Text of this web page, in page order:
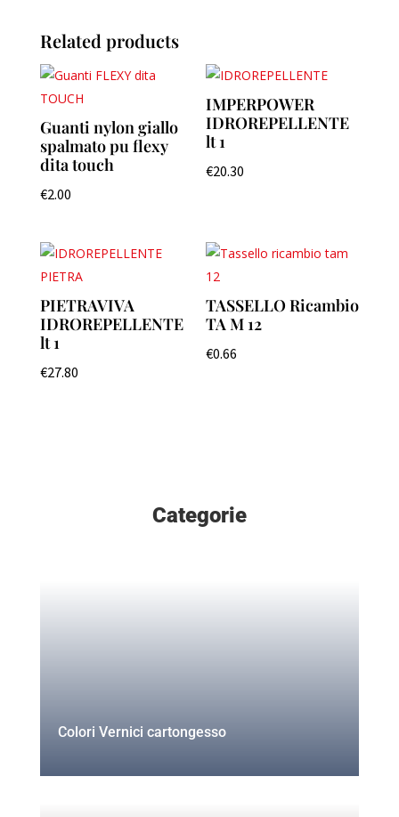
Related products
Guanti nylon giallo
spalmato pu flexy
dita touch
€2.00
IMPERPOWER
IDROREPELLENTE
lt 1
€20.30
PIETRAVIVA
IDROREPELLENTE
lt 1
€27.80
TASSELLO Ricambio
TA M 12
€0.66
Categorie
Colori Vernici cartongesso